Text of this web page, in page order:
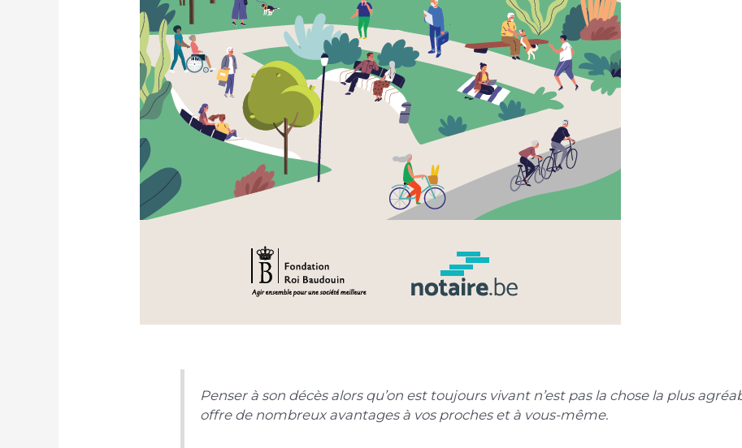
Penser à son décès alors qu’on est toujours vivant n’est pas la chose la plus
offre de nombreux avantages à vos proches et à vous-même.